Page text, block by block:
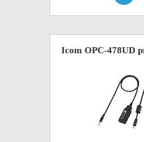
Icom OPC-478UD